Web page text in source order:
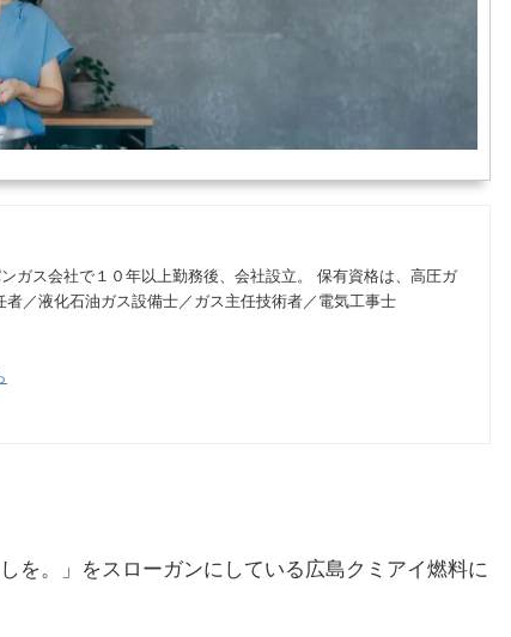
ガス会社で１０年以上勤務後、会社設立。 保有資格は、高圧ガ
／液化石油ガス設備士／ガス主任技術者／電気工事士
を。」をスローガンにしている広島クミアイ燃料に